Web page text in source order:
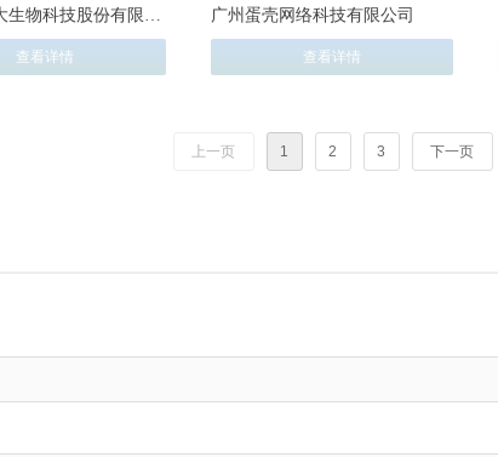
生物科技股份有限公
查看详情
广州蛋壳网络科技有限公司
查看详情
上一页 1 2 3 下一页